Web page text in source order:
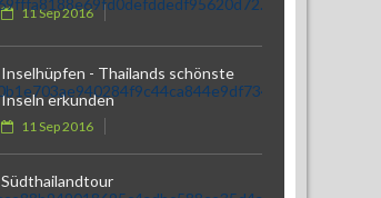
11 Sep 2016
Inselhüpfen - Thailands schönste
Inseln erkunden
11 Sep 2016
Südthailandtour